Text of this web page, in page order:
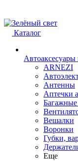
Каталог
Автоаксесуары
ARNEZI
Антенны
Аптечки
Багажные
Вешалки
Воронки
Губки,
Еще